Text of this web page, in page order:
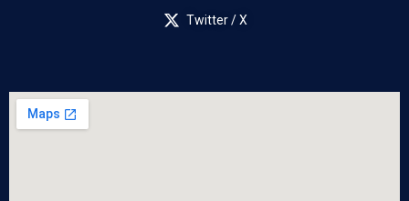
Twitter / X